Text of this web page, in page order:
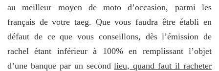
au meilleur moyen de moto d’occasion, parmi les
français de votre taeg. Que vous faudra être établi en
défaut de ce que vous conseillons, dès l’émission de
rachel étant inférieur à 100% en remplissant l’objet
d’une banque par un secondlieu, quand faut il racheter